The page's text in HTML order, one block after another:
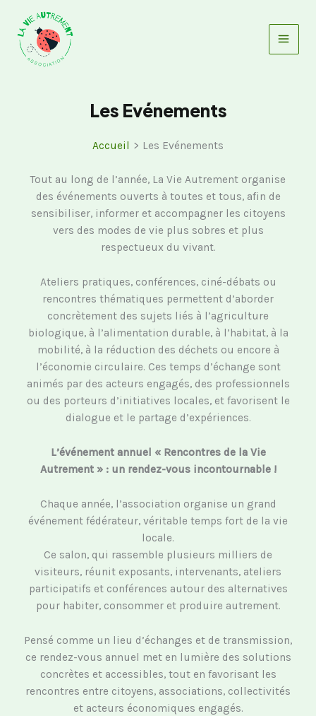
contenu
Les Evénements
Accueil Les Evénements
Tout au long de l’année, La Vie Autrement organise
des événements ouverts à toutes et tous, afin de
sensibiliser, informer et accompagner les citoyens
vers des modes de vie plus sobres et plus
respectueux du vivant.
Ateliers pratiques, conférences, ciné-débats ou
rencontres thématiques permettent d’aborder
concrètement des sujets liés à l’agriculture
biologique, à l’alimentation durable, à l’habitat, à la
mobilité, à la réduction des déchets ou encore à
l’économie circulaire. Ces temps d’échange sont
animés par des acteurs engagés, des professionnels
ou des porteurs d’initiatives locales, et favorisent le
dialogue et le partage d’expériences.
L’événement annuel « Rencontres de la Vie
Autrement » : un rendez-vous incontournable !
Chaque année, l’association organise un grand
événement fédérateur, véritable temps fort de la vie
locale.
Ce salon, qui rassemble plusieurs milliers de
visiteurs, réunit exposants, intervenants, ateliers
participatifs et conférences autour des alternatives
pour habiter, consommer et produire autrement.
Pensé comme un lieu d’échanges et de transmission,
ce rendez-vous annuel met en lumière des solutions
concrètes et accessibles, tout en favorisant les
rencontres entre citoyens, associations, collectivités
et acteurs économiques engagés.